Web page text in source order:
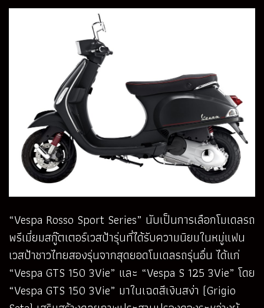
“Vespa Rosso Sport Series” นับเป็นการเลือกโมเดลรถ
พรีเมี่ยมสกู๊ตเตอร์เวสป้ารุ่นที่ได้รับความนิยมในหมู่แฟน
เวสป้าชาวไทยสองรุ่นจากสุดยอดโมเดลรถรุ่นอื่น ได้แก่
“Vespa GTS 150 3Vie” และ “Vespa S 125 3Vie” โดย
“Vespa GTS 150 3Vie” มาในเฉดสีเงินสง่า (Grigio